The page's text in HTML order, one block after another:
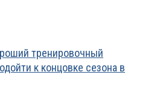
тренировочный
к концовке сезона в